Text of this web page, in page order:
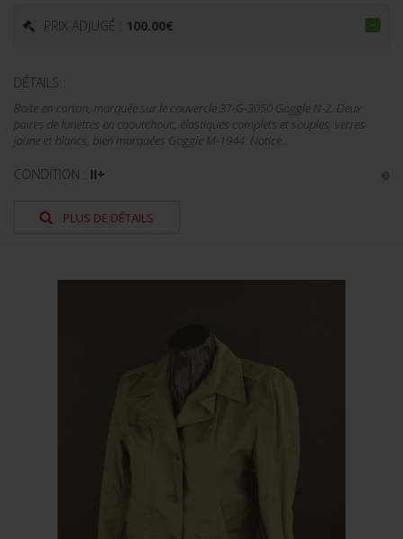
PRIX ADJUGÉ : 100.00€
DÉTAILS :
Boite en carton, marquée sur le couvercle 37-G-3050 Goggle N-2. Deux
paires de lunettes en caoutchouc, élastiques complets et souples, verres
jaune et blancs, bien marquées Goggle M-1944. Notice...
CONDITION : II+
PLUS DE DÉTAILS